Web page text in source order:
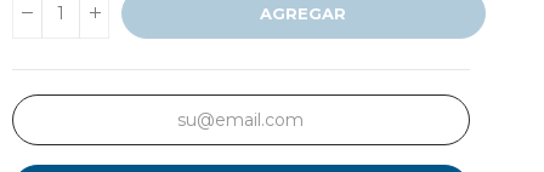
AGREGAR